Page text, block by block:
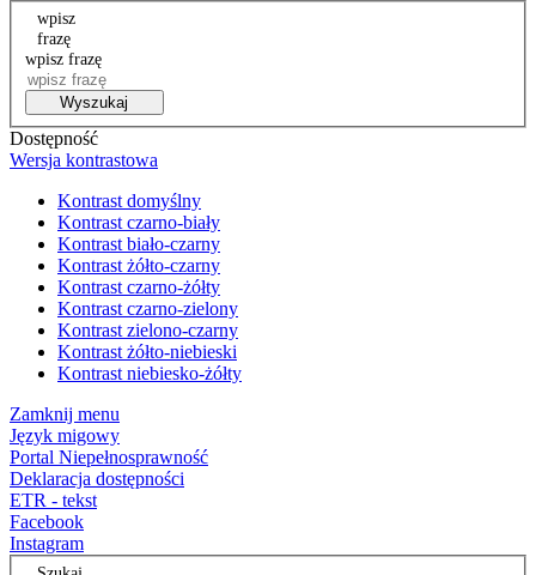
wpisz
frazę
wpisz frazę
Wyszukaj
Dostępność
Wersja kontrastowa
Kontrast domyślny
Kontrast czarno-biały
Kontrast biało-czarny
Kontrast żółto-czarny
Kontrast czarno-żółty
Kontrast czarno-zielony
Kontrast zielono-czarny
Kontrast żółto-niebieski
Kontrast niebiesko-żółty
Zamknij menu
Język migowy
Portal Niepełnosprawność
Deklaracja dostępności
ETR - tekst
Facebook
Instagram